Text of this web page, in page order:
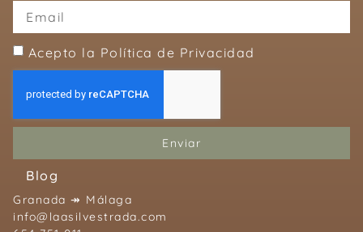
Acepto la Política de Privacidad
Enviar
Blog
Granada ↠ Málaga
info@laasilvestrada.com